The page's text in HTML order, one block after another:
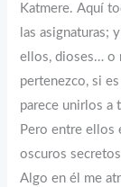
Katmere. Aquí
las asignaturas;
ellos, dioses… o
pertenezco, si
parece unirlos a
Pero entre ellos
oscuros
Algo en él me